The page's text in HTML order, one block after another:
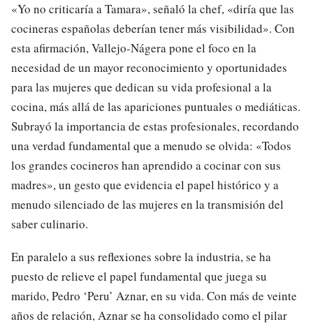
«Yo no criticaría a Tamara», señaló la chef, «diría que las
cocineras españolas deberían tener más visibilidad». Con
esta afirmación, Vallejo-Nágera pone el foco en la
necesidad de un mayor reconocimiento y oportunidades
para las mujeres que dedican su vida profesional a la
cocina, más allá de las apariciones puntuales o mediáticas.
Subrayó la importancia de estas profesionales, recordando
una verdad fundamental que a menudo se olvida: «Todos
los grandes cocineros han aprendido a cocinar con sus
madres», un gesto que evidencia el papel histórico y a
menudo silenciado de las mujeres en la transmisión del
saber culinario.
En paralelo a sus reflexiones sobre la industria, se ha
puesto de relieve el papel fundamental que juega su
marido, Pedro ‘Peru’ Aznar, en su vida. Con más de veinte
años de relación, Aznar se ha consolidado como el pilar